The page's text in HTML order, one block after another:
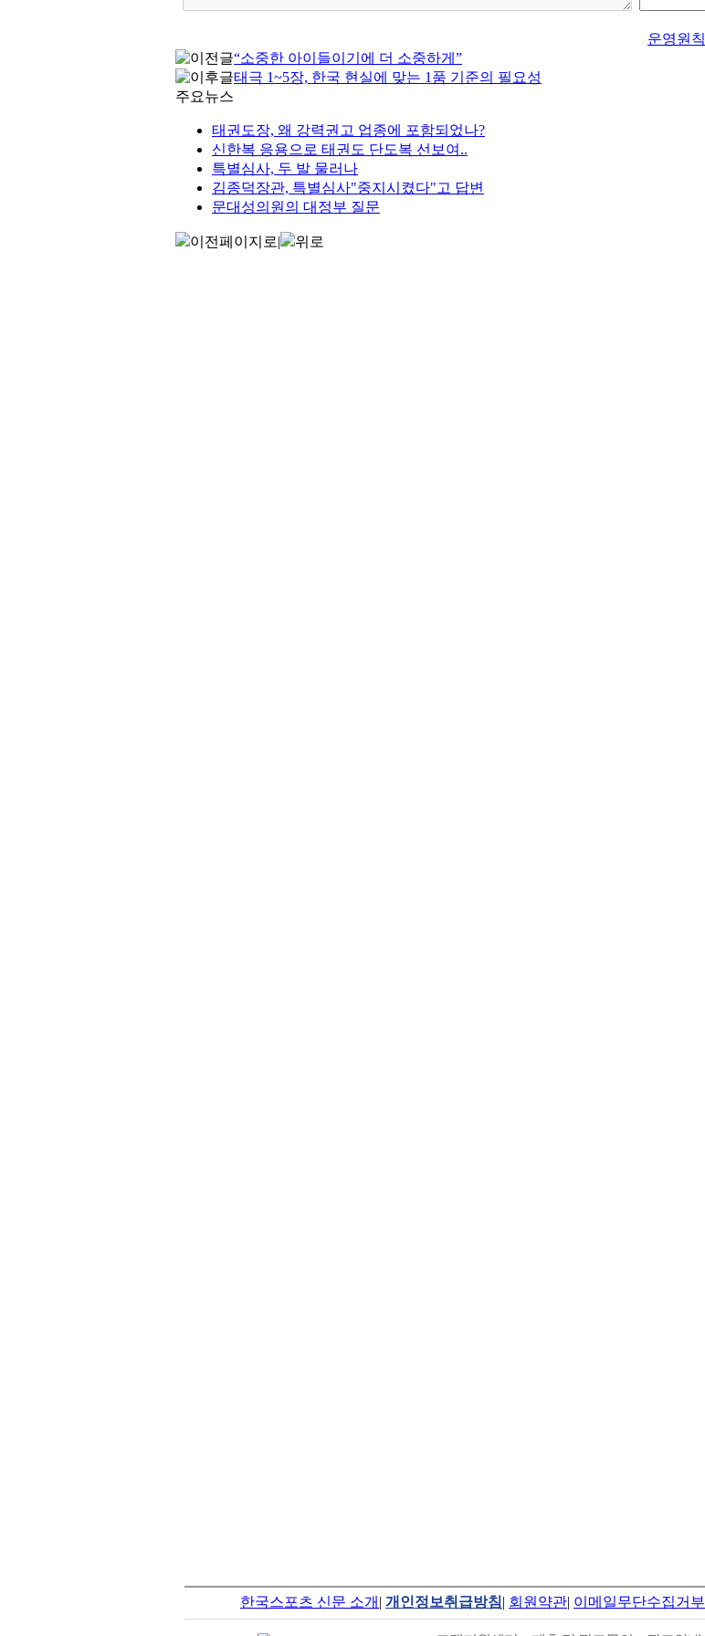
운영원칙
“소중한 아이들이기에 더 소중하게”
태극 1~5장, 한국 현실에 맞는 1품 기준의 필요성
주요뉴스
태권도장, 왜 강력권고 업종에 포함되었나?
신한복 응용으로 태권도 단도복 선보여..
특별심사, 두 발 물러나
김종덕장관, 특별심사"중지시켰다"고 답변
문대성의원의 대정부 질문
이전페이지로| 위로
한국스포츠 신문 소개 | 개인정보취급방침| 회원약관| 이메일무단수집거부